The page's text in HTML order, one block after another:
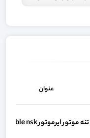
عنوان
تنه موتور ایرموتور compatible nsk